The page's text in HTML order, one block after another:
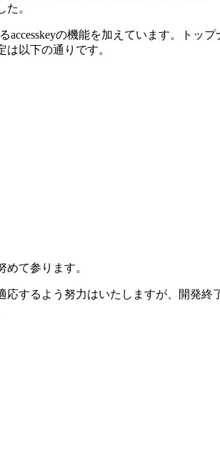
。
の機能を加えています。トッ
以下の通りです。
て参ります。
するよう努力はいたしますが、開発